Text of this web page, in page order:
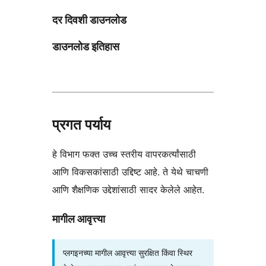
दर दिवशी डाउनलोड
डाउनलोड इतिहास
प्रगत पर्याय
हे विभाग फक्त उच्च स्तरीय वापरकर्त्यांसाठी
आणि विकसकांसाठी उद्दिष्ट आहे. ते येथे चाचणी
आणि शैक्षणिक उद्देशांसाठी सादर केलेले आहेत.
मागील आवृत्त्या
प्लगइनच्या मागील आवृत्त्या सुरक्षित किंवा स्थिर